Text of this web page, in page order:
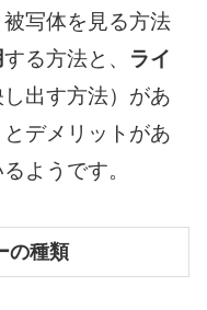
写体を見る方法
する方法と、 ライ
し出す方法）があ
デメリットがあ
ようです。
の種類